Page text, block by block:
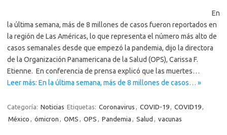
En
la última semana, más de 8 millones de casos fueron reportados en
la región de Las Américas, lo que representa el número más alto de
casos semanales desde que empezó la pandemia, dijo la directora
de la Organización Panamericana de la Salud (OPS), Carissa F.
Etienne. En conferencia de prensa explicó que las muertes…
Leer más: En la última semana, más de 8 millones de casos… »
Categoría: Noticias Etiquetas: Coronavirus , COVID-19, COVID19,
México , ómicron , OMS , OPS , Pandemia , Salud , vacunas